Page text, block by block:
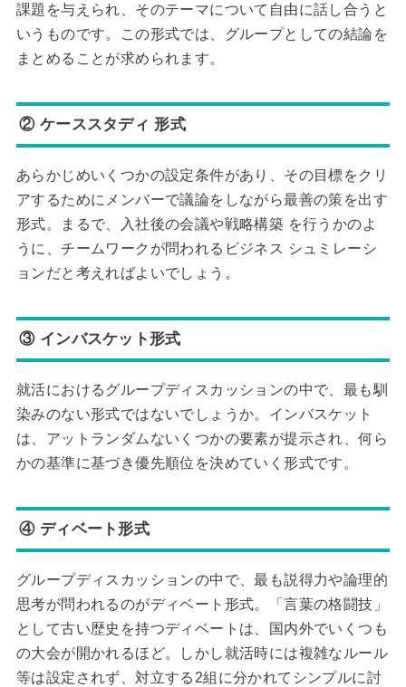
課題を与えられ、そのテーマについて自由に話し合うと
いうものです。この形式では、グループとしての結論を
まとめることが求められます。
② ケーススタディ 形式
あらかじめいくつかの設定条件があり、その目標をクリ
アするためにメンバーで議論をしながら最善の策を出す
形式。まるで、入社後の会議や戦略構築 を行うかのよ
うに、チームワークが問われるビジネス シュミレーシ
ョンだと考えればよいでしょう。
③ インバスケット形式
就活におけるグループディスカッションの中で、最も馴
染みのない形式ではないでしょうか。インバスケット
は、アットランダムないくつかの要素が提示され、何ら
かの基準に基づき優先順位を決めていく形式です。
④ ディベート形式
グループディスカッションの中で、最も説得力や論理的
思考が問われるのがディベート形式。「言葉の格闘技」
として古い歴史を持つディベートは、国内外でいくつも
の大会が開かれるほど。しかし就活時には複雑なルール
等は設定されず、対立する2組に分かれてシンプルに討